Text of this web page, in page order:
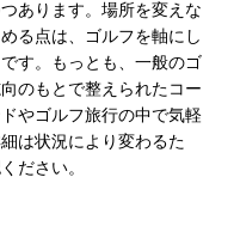
あります。場所を変えな
る点は、ゴルフを軸にし
す。もっとも、一般のゴ
のもとで整えられたコー
やゴルフ旅行の中で気軽
は状況により変わるた
ださい。